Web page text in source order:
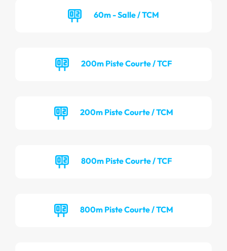
60m - Salle / TCM
200m Piste Courte / TCF
200m Piste Courte / TCM
800m Piste Courte / TCF
800m Piste Courte / TCM